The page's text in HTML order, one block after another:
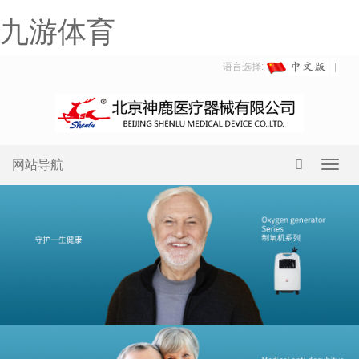
九游体育
语言选择:
网站导航